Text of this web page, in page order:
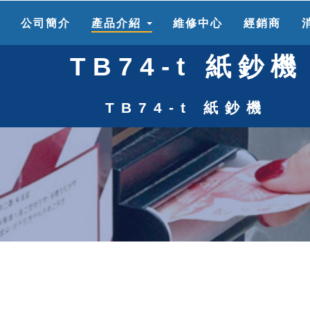
公司簡介 產品介紹 維修中心 經銷商
TB74-t 紙鈔機
TB74-t 紙鈔機